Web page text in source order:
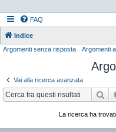
FAQ
Indice
Argomenti senza risposta Argomenti
Vai alla ricerca avanzata
La ricerca ha